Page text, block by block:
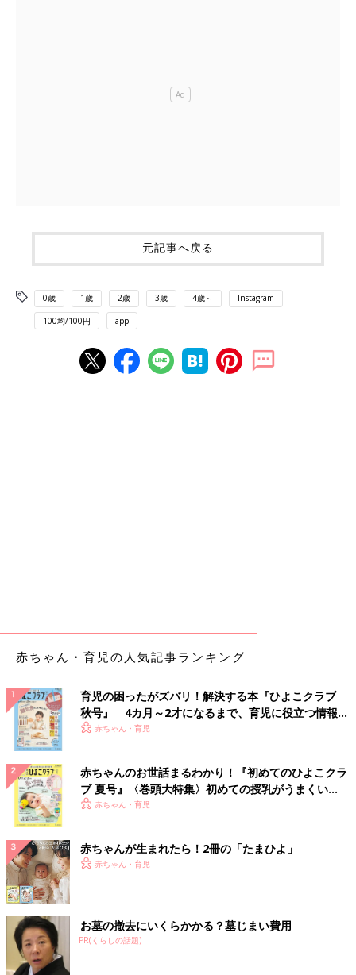
元記事へ戻る
0歳 1歳 2歳 3歳 4歳～ Instagram
100均/100円 app
赤ちゃん・育児の人気記事ランキング
育児の困ったがズバリ！解決する本『ひよこクラブ
秋号』 4カ月～2才になるまで、育児に役立つ情報が
いっぱい！
赤ちゃん・育児
赤ちゃんのお世話まるわかり！『初めてのひよこクラ
ブ 夏号』〈巻頭大特集〉初めての授乳がうまくい
く！ おっぱい・ミルクの基本と夏のトラブル 解決テ
赤ちゃん・育児
赤ちゃんが生まれたら！2冊の「たまひよ」
赤ちゃん・育児
お墓の撤去にいくらかかる？墓じまい費用
PR(くらしの話題)